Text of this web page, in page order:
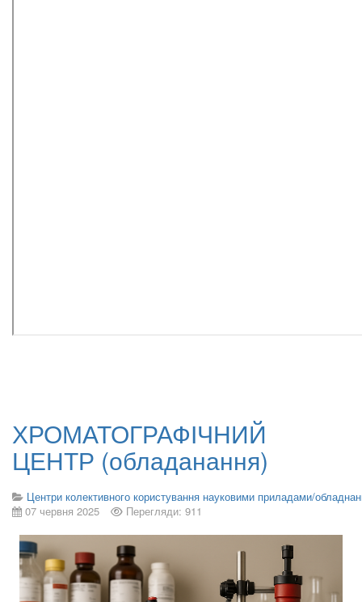
ХРОМАТОГРАФІЧНИЙ
ЦЕНТР (обладанання)
Центри колективного користування науковими приладами/
07 червня 2025
Перегляди: 911